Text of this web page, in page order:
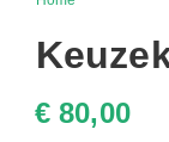
€ 80,00